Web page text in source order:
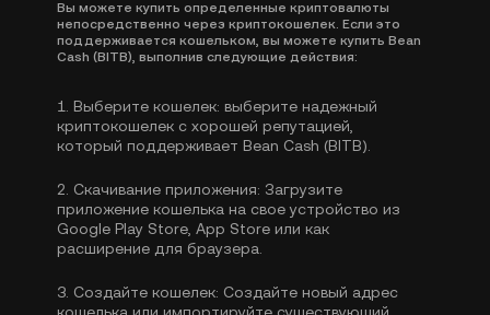
Вы можете купить определенные криптовалюты
непосредственно через криптокошелек. Если это
поддерживается кошельком, вы можете купить Bean
Cash (BITB), выполнив следующие действия:
1. Выберите кошелек: выберите надежный
криптокошелек с хорошей репутацией,
который поддерживает Bean Cash (BITB).
2. Скачивание приложения: Загрузите
приложение кошелька на свое устройство из
Google Play Store, App Store или как
расширение для браузера.
3. Создайте кошелек: Создайте новый адрес